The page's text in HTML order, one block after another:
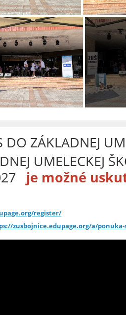
DO ZÁKLADNEJ
UMELECKEJ
je možné
register/
zusbojnice.edupage.org/a/